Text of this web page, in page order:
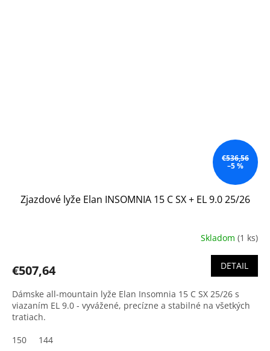
€536,56
–5 %
Zjazdové lyže Elan INSOMNIA 15 C SX + EL 9.0 25/26
Skladom (1 ks)
€507,64 DETAIL
Dámske all-mountain lyže Elan Insomnia 15 C SX 25/26 s
viazaním EL 9.0 - vyvážené, precízne a stabilné na všetkých
tratiach.
150
144